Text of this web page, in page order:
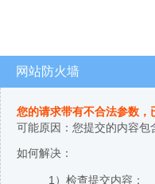
网站防火墙
您的请求带有不合法参数，
可能原因：您提交的内容包
如何解决：
1）检查提交内容；